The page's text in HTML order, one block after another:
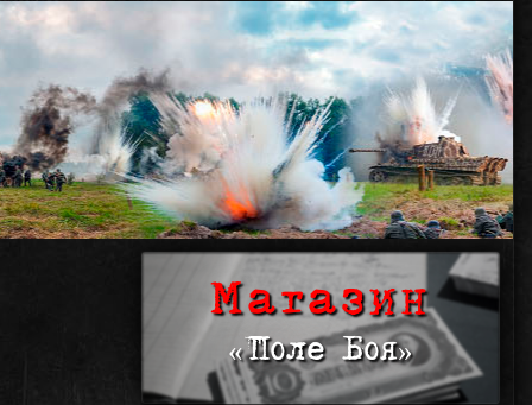
Магазин
«Поле Боя»